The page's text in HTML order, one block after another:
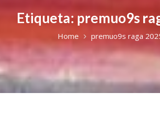
Etiqueta: premuo9s
Home premuo9s raga